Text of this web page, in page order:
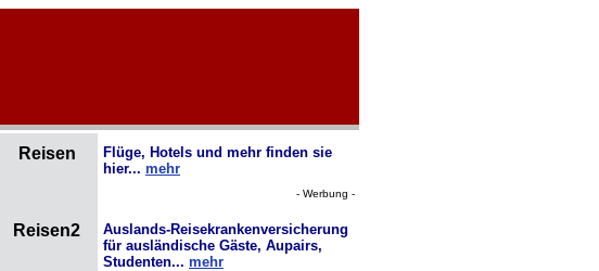
Reisen
Flüge, Hotels und mehr finden sie
hier... mehr
- Werbung -
Reisen2
Auslands-Reisekrankenversicherung
für ausländische Gäste, Aupairs,
Studenten... mehr